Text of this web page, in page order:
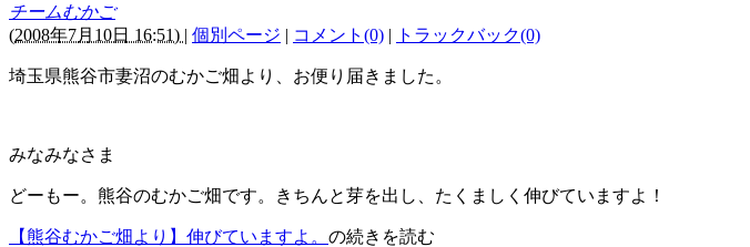
チームむかご
(2008年7月10日 16:51) | 個別ページ | コメント(0) | トラックバック(0)
埼玉県熊谷市妻沼のむかご畑より、お便り届きました。
みなみなさま
どーもー。熊谷のむかご畑です。きちんと芽を出し、たくましく伸びていますよ！
【熊谷むかご畑より】伸びていますよ。 の続きを読む